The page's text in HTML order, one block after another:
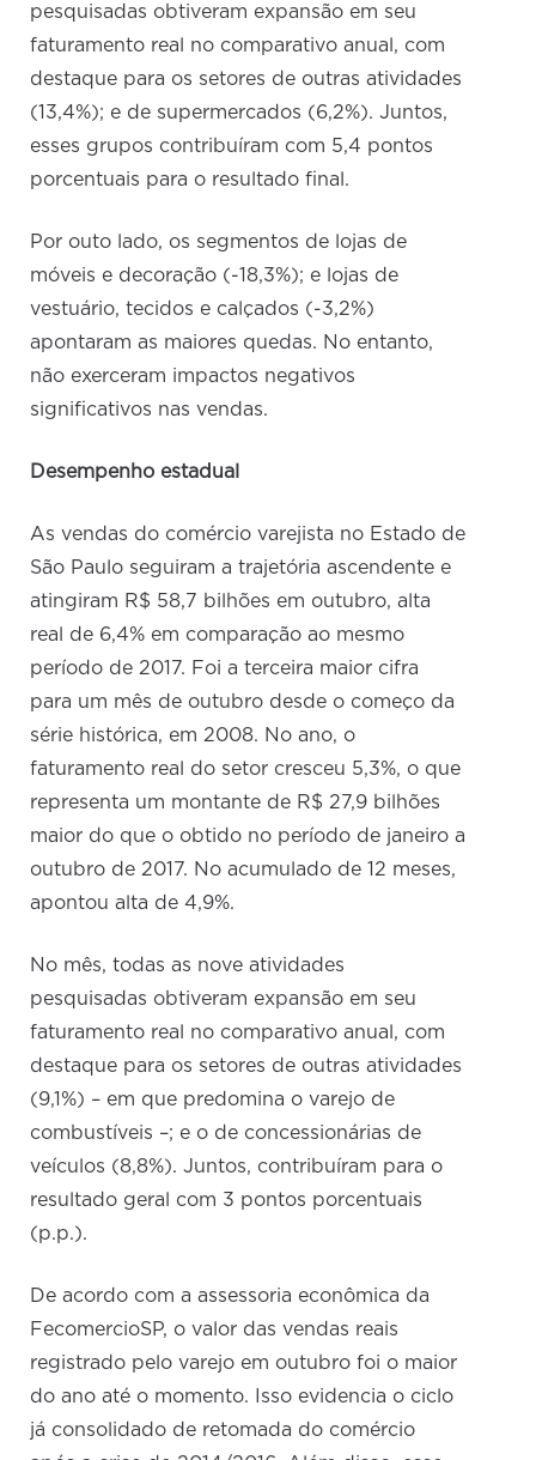
pesquisadas obtiveram expansão em seu
faturamento real no comparativo anual, com
destaque para os setores de outras atividades
(13,4%); e de supermercados (6,2%). Juntos,
esses grupos contribuíram com 5,4 pontos
porcentuais para o resultado final.
Por outo lado, os segmentos de lojas de
móveis e decoração (-18,3%); e lojas de
vestuário, tecidos e calçados (-3,2%)
apontaram as maiores quedas. No entanto,
não exerceram impactos negativos
significativos nas vendas.
Desempenho estadual
As vendas do comércio varejista no Estado de
São Paulo seguiram a trajetória ascendente e
atingiram R$ 58,7 bilhões em outubro, alta
real de 6,4% em comparação ao mesmo
período de 2017. Foi a terceira maior cifra
para um mês de outubro desde o começo da
série histórica, em 2008. No ano, o
faturamento real do setor cresceu 5,3%, o que
representa um montante de R$ 27,9 bilhões
maior do que o obtido no período de janeiro a
outubro de 2017. No acumulado de 12 meses,
apontou alta de 4,9%.
No mês, todas as nove atividades
pesquisadas obtiveram expansão em seu
faturamento real no comparativo anual, com
destaque para os setores de outras atividades
(9,1%) – em que predomina o varejo de
combustíveis –; e o de concessionárias de
veículos (8,8%). Juntos, contribuíram para o
resultado geral com 3 pontos porcentuais
(p.p.).
De acordo com a assessoria econômica da
FecomercioSP, o valor das vendas reais
registrado pelo varejo em outubro foi o maior
do ano até o momento. Isso evidencia o ciclo
já consolidado de retomada do comércio